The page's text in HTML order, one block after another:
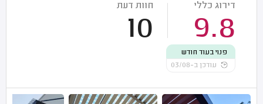
דירוג כללי
9.8
חוות דעת
10
פנוי בעוד חודש
עודכן ב-03/08